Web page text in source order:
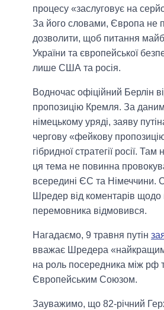
процесу «заслуговує на
За його словами, Європа не
дозволити, щоб питання
України та європейської
лише США та росія.
Водночас офіційний Берлін
пропозицію Кремля. За
німецькому уряді, заяву
чергову «фейкову
гібридної стратегії росії.
ця тема не повинна
всередині ЄС та Німеччини.
Шредер від коментарів щодо
перемовника відмовився.
Нагадаємо, 9 травня путін
вважає Шредера
на роль посередника між рф
Європейським Союзом.
Зауважимо, що 82-річний